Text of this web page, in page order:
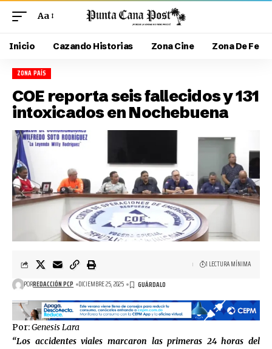
Aa
Inicio Cazando Historias Zona Cine Zona De Fe
ZONA PAÍS
COE reporta seis fallecidos y 131
intoxicados en Nochebuena
PORREDACCIÓN PCP DICIEMBRE 25, 2025
1 LECTURA MÍNIMA
Por:Genesis Lara
“Los accidentes viales marcaron las primeras 24 horas del